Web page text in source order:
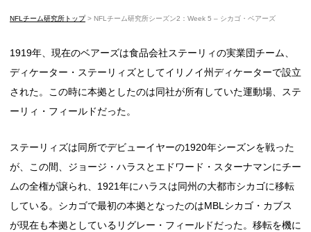
NFLチーム研究所トップ > NFLチーム研究所シーズン2：Week 5 – シカゴ・ベアーズ
1919年、現在のベアーズは食品会社ステーリィの実業団チーム、
ディケーター・ステーリィズとしてイリノイ州ディケーターで設立
された。この時に本拠としたのは同社が所有していた運動場、ステ
ーリィ・フィールドだった。
ステーリィズは同所でデビューイヤーの1920年シーズンを戦った
が、この間、ジョージ・ハラスとエドワード・スターナマンにチー
ムの全権が譲られ、1921年にハラスは同州の大都市シカゴに移転
している。シカゴで最初の本拠となったのはMBLシカゴ・カブス
が現在も本拠としているリグレー・フィールドだった。移転を機に